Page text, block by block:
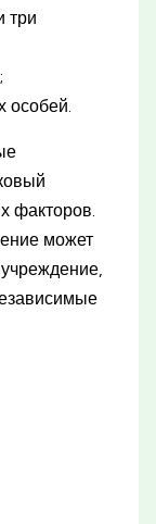
три
особей.
факторов.
может